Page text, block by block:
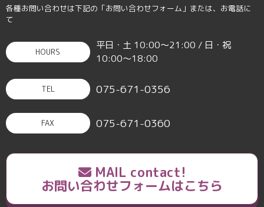
各種お問い合わせは下記の「お問い合わせフォーム」または、お電話に
て
HOURS
平日・土 10:00〜21:00 / 日・祝
10:00〜18:00
TEL 075-671-0356
FAX 075-671-0360
MAIL contact!
お問い合わせフォームはこちら